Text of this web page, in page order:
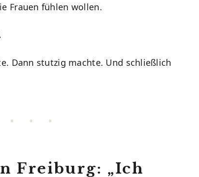
Frauen fühlen wollen.
Dann stutzig machte. Und schließlich
• • •
Freiburg: „Ich